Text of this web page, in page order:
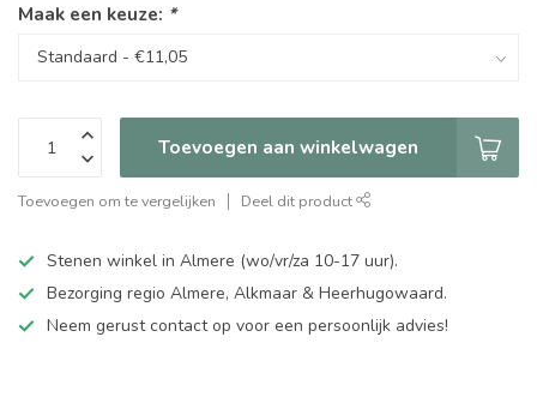
Maak een keuze: *
Toevoegen aan winkelwagen
Toevoegen om te vergelijken Deel dit product
Stenen winkel in Almere (wo/vr/za 10-17 uur).
Bezorging regio Almere, Alkmaar & Heerhugowaard.
Neem gerust contact op voor een persoonlijk advies!